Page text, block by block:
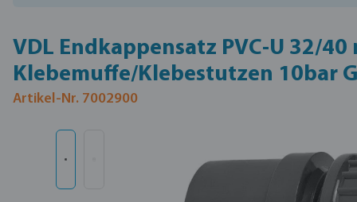
VDL Endkappensatz PVC-U 32/40
Klebemuffe/Klebestutzen 10bar
Artikel-Nr. 7002900